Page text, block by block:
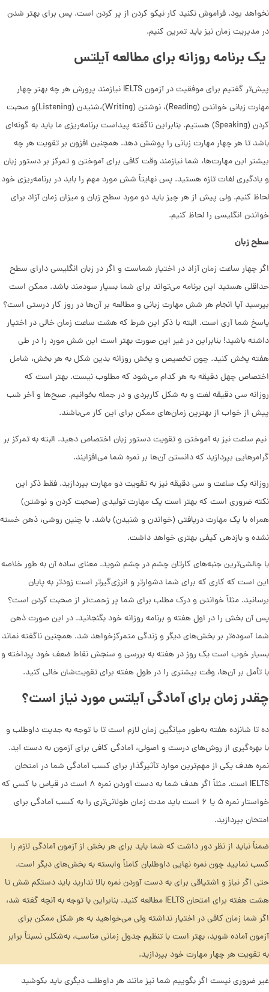
نخواهد بود. فراموش نکنید کار نیکو کردن از پر کردن است. پس برای بهتر شدن
در مدیریت زمان نیز باید تمرین کنیم.
یک برنامه روزانه برای مطالعه آیلتس
پیش‌تر گفتیم برای موفقیت در آزمون IELTS نیازمند پرورش هر چه بهتر چهار
مهارت زبانی خواندن (Reading)، نوشتن (Writing)،شنیدن (Listening)و صحبت
کردن (Speaking) هستیم. بنابراین ناگفته پیداست برنامه‌ریزی ما باید به گونه‌ای
باشد تا هر چهار مهارت زبانی را پوشش دهد. همچنین افزون بر تقویت هر چه
بیشتر این مهارت‌ها، شما نیازمند وقت کافی برای آموختن و تمرکز بر دستور زبان
و یادگیری لغات تازه هستید. پس نهایتاً شش مورد مهم را باید در برنامه‌ریزی خود
لحاظ کنیم. ولی پیش از هر چیز باید دو مورد سطح زبان و میزان زمان آزاد برای
خواندن انگلیسی را لحاظ کنیم.
سطح زبان
اگر چهار ساعت زمان آزاد در اختیار شماست و اگر در زبان انگلیسی دارای سطح
حداقلی هستید این برنامه ‌می‌تواند برای شما بسیار سودمند باشد. ممکن است
بپرسید آیا انجام هر شش مهارت زبانی و مطالعه بر آن‌ها در روز کار درستی است؟
پاسخ شما آری است. البته با ذکر این شرط که هشت ساعت زمان خالی در اختیار
داشته باشید! بنابراین در غیر این صورت بهتر است این شش مورد را در طی
هفته پخش کنید. چون تخصیص و پخش روزانه بدین شکل به هر بخش، شامل
اختصاص چهل دقیقه به هر کدام ‌می‌شود که مطلوب نیست. بهتر است که
روزانه سی دقیقه لغت و به شکل کاربردی و در جمله بخوانیم. صبح‌ها و آخر شب
پیش از خواب از بهترین زمان‌های ممکن برای این کار ‌می‌باشند.
نیم ساعت نیز به آموختن و تقویت دستور زبان اختصاص دهید. البته به تمرکز بر
گرامرهایی بپردازید که دانستن آن‌ها بر نمره شما ‌می‌افزایند.
روزانه یک ساعت و سی دقیقه نیز به تقویت دو مهارت بپردازید. فقط ذکر این
نکته ضروری است که بهتر است یک مهارت تولیدی (صحبت کردن و نوشتن)
همراه با یک مهارت دریافتی (خواندن و شنیدن) باشد. با چنین روشی، ذهن خسته
نشده و بازدهی کیفی بهتری خواهد داشت.
با چالشی‌ترین جنبه‌های کارتان چشم در چشم شوید. معنای ساده آن به طور خلاصه
این است که کاری که برای شما دشوارتر و انرژی‌گیر‌تر است زودتر به پایان
برسانید. مثلاً خواندن و درک مطلب برای شما پر زحمت‌تر از صحبت کردن است؟
پس آن بخش را در اول هفته و برنامه روزانه خود بگنجانید. در این صورت ذهن
شما آسوده‌تر بر بخش‌های دیگر و زندگی متمرکزخواهد شد. همچنین ناگفته نماند
بسیار خوب است یک روز در هفته به بررسی و سنجش نقاط ضعف خود پرداخته و
با تأمل بر آن‌ها، وقت بیشتری را در طول هفته برای تقویت‌شان خالی کنید.
چقدر زمان برای آمادگی آیلتس مورد نیاز است؟
ده تا شانزده هفته به‌طور میانگین زمان لازم است تا با توجه به جدیت داوطلب و
با بهره‌گیری از روش‌های درست و اصولی، آمادگی کافی برای آزمون به دست آید.
نمره هدف یکی از مهم‌ترین موارد تأثیرگذار برای کسب آمادگی شما در امتحان
IELTS است. مثلاً اگر هدف شما به دست آوردن نمره ۸ است در قیاس با کسی که
خواستار نمره ۵ یا ۶ است باید مدت زمان طولانی‌تری را به کسب آمادگی برای
امتحان بپردازید.
ضمناً نباید از نظر دور داشت که شما باید برای هر بخش از آزمون آمادگی لازم را
کسب نمایید چون نمره نهایی داوطلبان کاملاً وابسته به بخش‌های دیگر است.
حتی اگر نیاز و اشتیاقی برای به دست آوردن نمره بالا ندارید باید دستکم شش تا
هشت هفته برای امتحان IELTS مطالعه کنید. بنابراین با توجه به آنچه گفته شد،
اگر شما زمان کافی در اختیار نداشته ولی ‌می‌خواهید به هر شکل ممکن برای
آزمون آماده شوید، بهتر است با تنظیم جدول زمانی مناسب، به‌شکلی نسبتاً برابر
به تقویت هر چهار مهارت خود بپردازید.
غیر ضروری نیست اگر بگوییم شما نیز مانند هر داوطلب دیگری باید بکوشید